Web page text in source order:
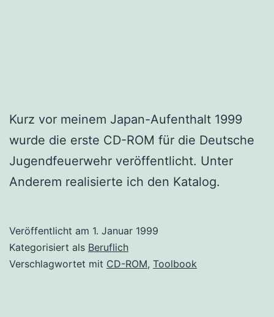
Kurz vor meinem Japan-Aufenthalt 1999
wurde die erste CD-ROM für die Deutsche
Jugendfeuerwehr veröffentlicht. Unter
Anderem realisierte ich den Katalog.
Veröffentlicht am 1. Januar 1999
Kategorisiert als Beruflich
Verschlagwortet mit CD-ROM, Toolbook